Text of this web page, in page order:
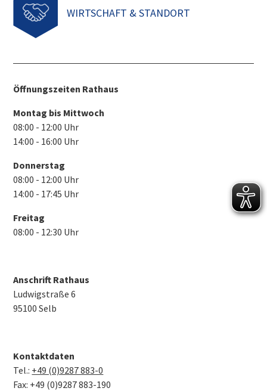
WIRTSCHAFT & STANDORT
Öffnungszeiten Rathaus
Montag bis Mittwoch
08:00 - 12:00 Uhr
14:00 - 16:00 Uhr
Donnerstag
08:00 - 12:00 Uhr
14:00 - 17:45 Uhr
Freitag
08:00 - 12:30 Uhr
Anschrift Rathaus
Ludwigstraße 6
95100 Selb
Kontaktdaten
Tel.: +49 (0)9287 883-0
Fax: +49 (0)9287 883-190